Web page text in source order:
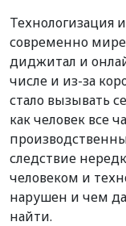
Технологизация
современно
диджитал и
числе и из-за
стало вызывать
как человек все
следствие
человеком и
нарушен и чем
найти.